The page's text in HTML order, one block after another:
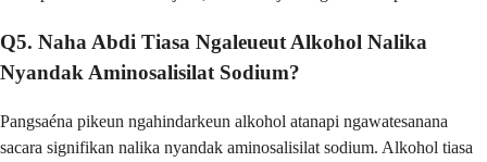
Q5. Naha Abdi Tiasa Ngaleueut Alkohol Nalika
Nyandak Aminosalisilat Sodium?
Pangsaéna pikeun ngahindarkeun alkohol atanapi ngawatesanana
sacara signifikan nalika nyandak aminosalisilat sodium. Alkohol tiasa